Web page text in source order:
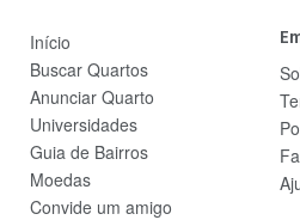
Início
Buscar Quartos
Anunciar Quarto
Universidades
Guia de Bairros
Moedas
Convide um amigo